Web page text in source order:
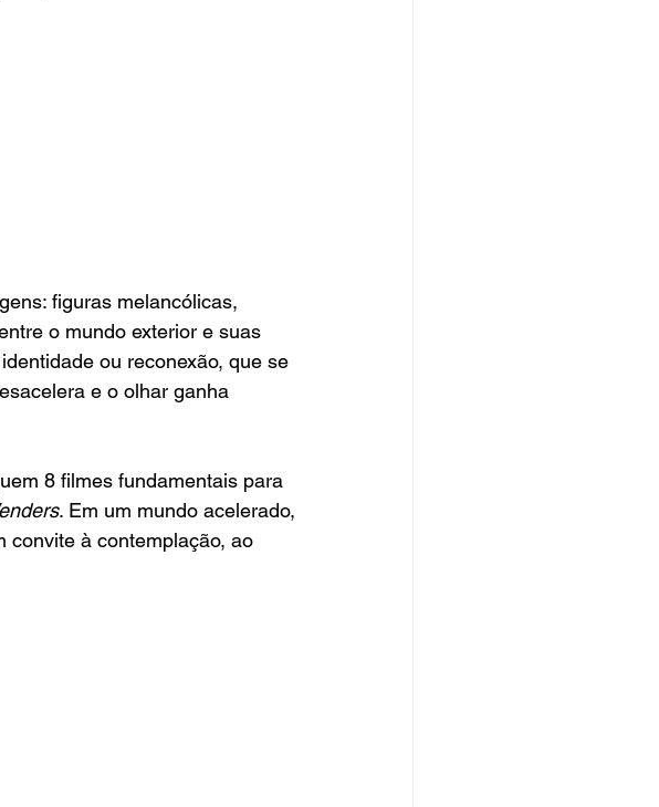
figuras melancólicas,
o mundo exterior e suas
ou reconexão, que se
e o olhar ganha
8 filmes fundamentais para
. Em um mundo acelerado,
convite à contemplação, ao